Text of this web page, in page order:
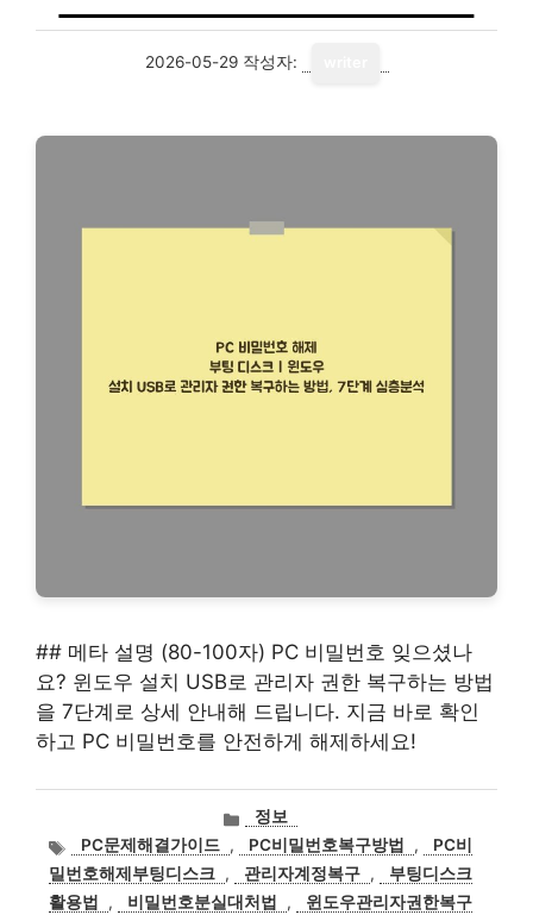
2026-05-29 작성자:
## 메타 설명 (80-100자) PC 비밀번호 잊으셨나
요? 윈도우 설치 USB로 관리자 권한 복구하는 방법
을 7단계로 상세 안내해 드립니다. 지금 바로 확인
하고 PC 비밀번호를 안전하게 해제하세요!
카
테
고
리
정보
태
그
PC문제해결가이드 , PC비밀번호복구방법 ,
PC비
밀번호해제부팅디스크 , 관리자계정복구 ,
부팅디스크
활용법
, 비밀번호분실대처법 ,
윈도우관리자권한복구